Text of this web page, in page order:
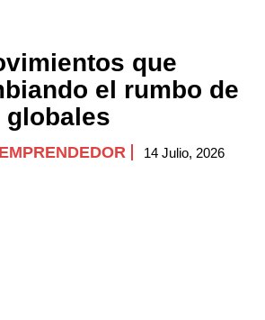
que
el rumbo de
globales
14 Julio, 2026